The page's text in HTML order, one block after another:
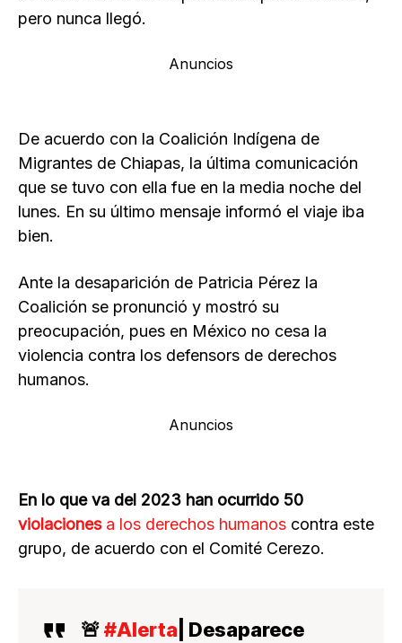
pero nunca llegó.
Anuncios
De acuerdo con la Coalición Indígena de
Migrantes de Chiapas, la última comunicación
que se tuvo con ella fue en la media noche del
lunes. En su último mensaje informó el viaje iba
bien.
Ante la desaparición de Patricia Pérez la
Coalición se pronunció y mostró su
preocupación, pues en México no cesa la
violencia contra los defensors de derechos
humanos.
Anuncios
En lo que va del 2023 han ocurrido 50
violacionesa los derechos humanos contra este
grupo, de acuerdo con el Comité Cerezo.
🚨#Alerta | Desaparece